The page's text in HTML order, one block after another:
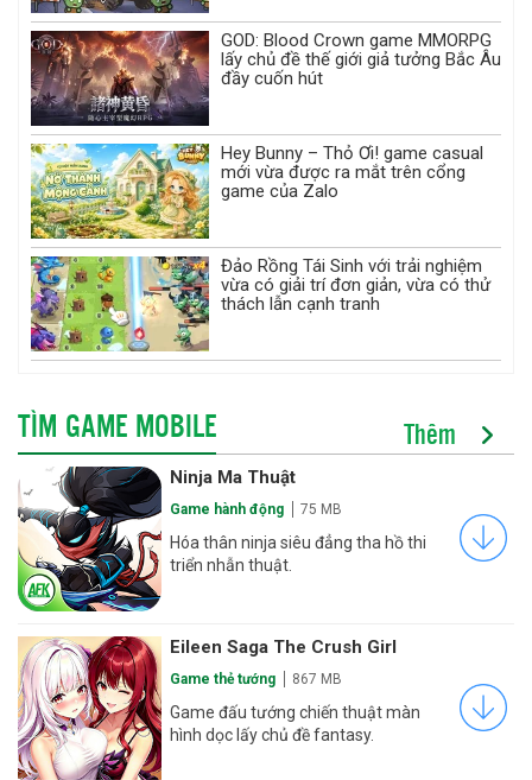
GOD: Blood Crown game MMORPG
lấy chủ đề thế giới giả tưởng Bắc Âu
đầy cuốn hút
Hey Bunny – Thỏ Ơi! game casual
mới vừa được ra mắt trên cổng
game của Zalo
Đảo Rồng Tái Sinh với trải nghiệm
vừa có giải trí đơn giản, vừa có thử
thách lẫn cạnh tranh
TÌM GAME MOBILE Thêm
Ninja Ma Thuật
Game hành động 75 MB
Hóa thân ninja siêu đẳng tha hồ thi
triển nhẫn thuật.
Eileen Saga The Crush Girl
Game thẻ tướng 867 MB
Game đấu tướng chiến thuật màn
hình dọc lấy chủ đề fantasy.